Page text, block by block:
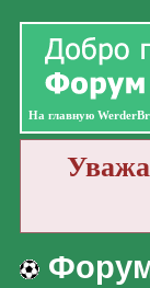
На главную